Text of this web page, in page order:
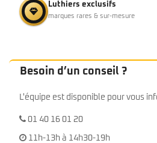
Luthiers exclusifs
marques rares & sur-mesure
Besoin d’un conseil ?
L'équipe est disponible pour vous
01 40 16 01 20
11h-13h à 14h30-19h